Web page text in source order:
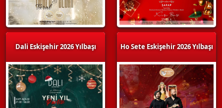
Dali Eskişehir 2026 Yılbaşı Ho Sete Eskişehir 2026 Yılbaşı